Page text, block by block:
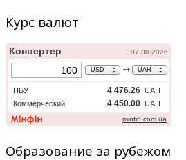
Курс валют
Образование за рубежом